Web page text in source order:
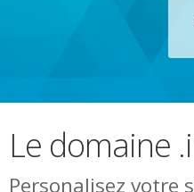
Le domaine
Personalisez votre